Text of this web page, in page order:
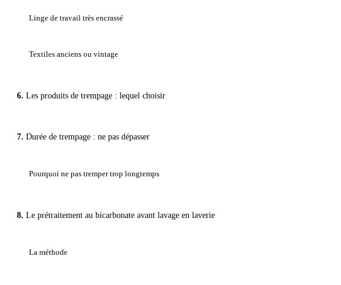
Linge de travail très encrassé
Textiles anciens ou vintage
Les produits de trempage : lequel choisir
Durée de trempage : ne pas dépasser
Pourquoi ne pas tremper trop longtemps
Le prétraitement au bicarbonate avant lavage en laverie
La méthode